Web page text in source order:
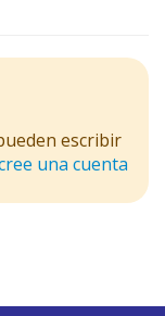
escribir
una cuenta